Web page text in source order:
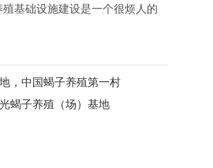
殖基础设施建设是一个很烦人的
，中国蝎子养殖第一村
蝎子养殖（场）基地